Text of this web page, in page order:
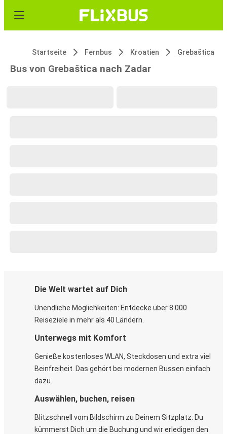
Startseite Fernbus Kroatien Grebaštica
Bus von Grebaštica nach Zadar
Die Welt wartet auf Dich
Unendliche Möglichkeiten: Entdecke über 8.000
Reiseziele in mehr als 40 Ländern.
Unterwegs mit Komfort
Genieße kostenloses WLAN, Steckdosen und extra viel
Beinfreiheit. Das gehört bei modernen Bussen einfach
dazu.
Auswählen, buchen, reisen
Blitzschnell vom Bildschirm zu Deinem Sitzplatz: Du
kümmerst Dich um die Buchung und wir erledigen den